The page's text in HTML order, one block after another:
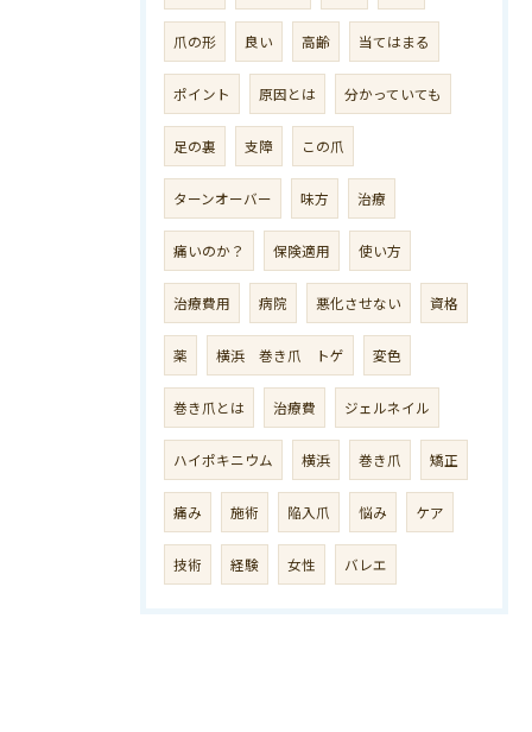
爪の形 良い 高齢 当てはまる
ポイント 原因とは 分かっていても
足の裏 支障 この爪
ターンオーバー 味方 治療
痛いのか？ 保険適用 使い方
治療費用 病院 悪化させない 資格
薬 横浜 巻き爪 トゲ 変色
巻き爪とは 治療費 ジェルネイル
ハイポキニウム 横浜 巻き爪 矯正
痛み 施術 陥入爪 悩み ケア
技術 経験 女性 バレエ